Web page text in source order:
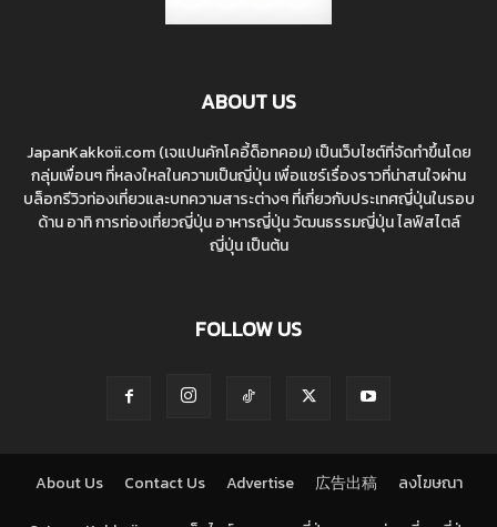
ABOUT US
JapanKakkoii.com (เจแปนคักโคอี้ด็อทคอม) เป็นเว็บไซต์ที่จัดทำขึ้นโดย
กลุ่มเพื่อนๆ ที่หลงใหลในความเป็นญี่ปุ่น เพื่อแชร์เรื่องราวที่น่าสนใจผ่าน
บล็อกรีวิวท่องเที่ยวและบทความสาระต่างๆ ที่เกี่ยวกับประเทศญี่ปุ่นในรอบ
ด้าน อาทิ การท่องเที่ยวญี่ปุ่น อาหารญี่ปุ่น วัฒนธรรมญี่ปุ่น ไลฟ์สไตล์
ญี่ปุ่น เป็นต้น
FOLLOW US
About Us Contact Us Advertise 広告出稿 ลงโฆษณา